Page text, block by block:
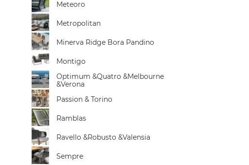
Meteoro
Metropolitan
Minerva Ridge Bora Pandino
Montigo
Optimum &Quatro &Melbourne
&Verona
Passion & Torino
Ramblas
Ravello &Robusto &Valensia
Sempre